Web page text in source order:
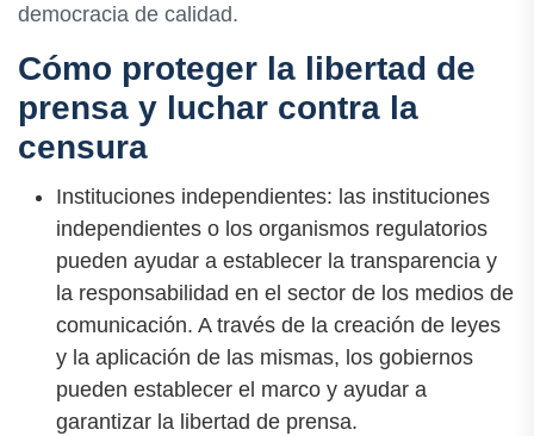
democracia de calidad.
Cómo proteger la libertad de
prensa y luchar contra la
censura
Instituciones independientes: las instituciones
independientes o los organismos regulatorios
pueden ayudar a establecer la transparencia y
la responsabilidad en el sector de los medios de
comunicación. A través de la creación de leyes
y la aplicación de las mismas, los gobiernos
pueden establecer el marco y ayudar a
garantizar la libertad de prensa.